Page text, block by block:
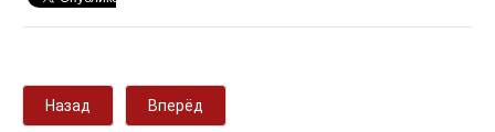
Назад Вперёд